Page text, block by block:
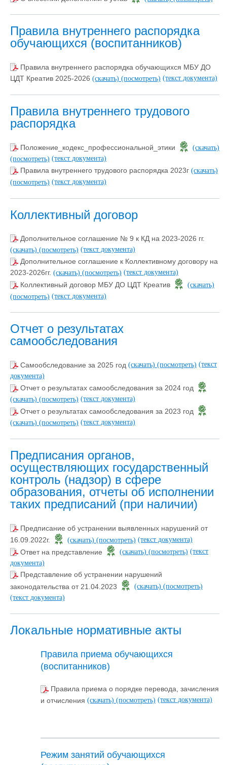
Правила внутреннего распорядка
обучающихся (воспитанников)
Правила внутреннего распорядка обучающихся МБУ ДО
ЦДТ Креатив 2025-2026 (скачать) (посмотреть) (текст документа)
Правила внутреннего трудового
распорядка
Положение_кодекс_профессиональной_этики
(скачать)
(посмотреть) (текст документа)
Правила внутреннего трудового распорядка 2023г (скачать)
(посмотреть) (текст документа)
Коллективный договор
Дополнительное соглашение № 9 к КД на 2023-2026 гг.
(скачать) (посмотреть) (текст документа)
Дополнительное соглашение к Коллективному договору на
2023-2026гг. (скачать) (посмотреть) (текст документа)
Коллективный договор МБУ ДО ЦДТ Креатив
(скачать)
(посмотреть) (текст документа)
Отчет о результатах
самообследования
Самообследование за 2025 год (скачать) (посмотреть) (текст
документа)
Отчет о результатах самообследования за 2024 год
(скачать) (посмотреть) (текст документа)
Отчет о результатах самообследования за 2023 год
(скачать) (посмотреть) (текст документа)
Предписания органов,
осуществляющих государственный
контроль (надзор) в сфере
образования, отчеты об исполнении
таких предписаний (при наличии)
Предписание об устранении выявленных нарушений от
16.09.2022г.
(скачать) (посмотреть) (текст документа)
Ответ на представление (скачать) (посмотреть) (текст
документа)
Представление об устранении нарушений
законодательства от 21.04.2023
(скачать) (посмотреть)
(текст документа)
Локальные нормативные акты
Правила приема обучающихся
(воспитанников)
Правила приема о порядке перевода, зачисления
и отчисления (скачать) (посмотреть) (текст документа)
Режим занятий обучающихся